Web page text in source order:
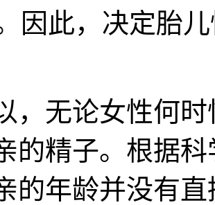
因此，决定胎
无论女性何时
的精子。根据
的年龄并没有